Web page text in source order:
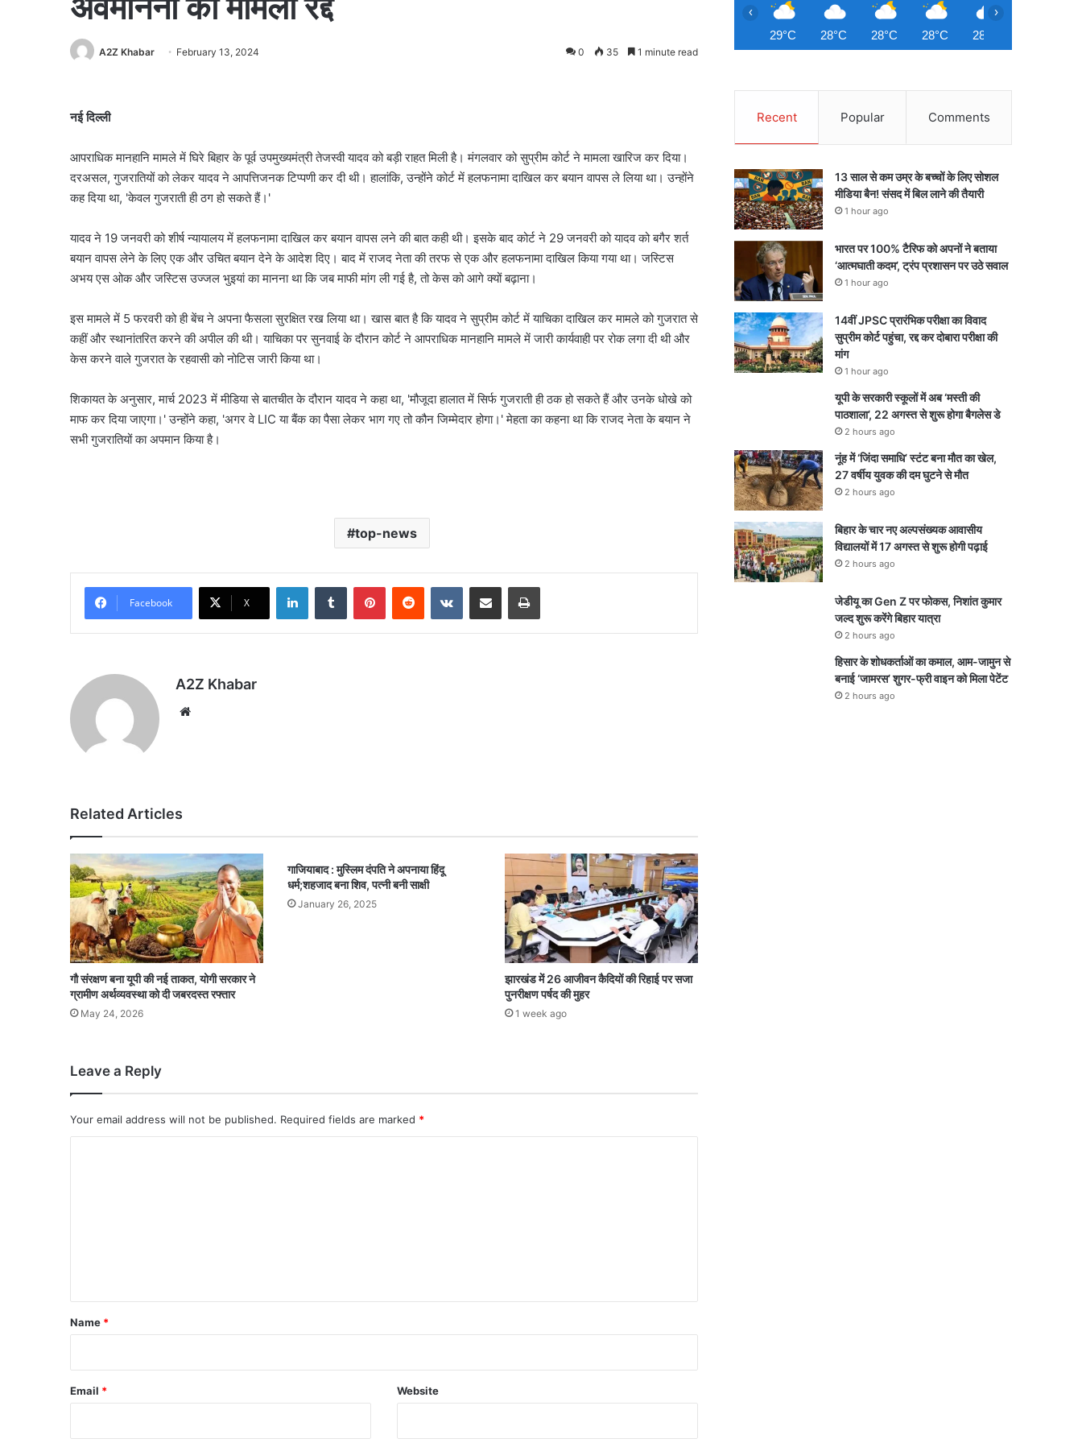
A2Z Khabar February 13, 2024 0 35 1 minute read
नई दिल्ली
आपराधिक मानहानि मामले में घिरे बिहार के पूर्व उपमुख्यमंत्री तेजस्वी यादव को बड़ी राहत मिली है। मंगलवार को सुप्रीम कोर्ट ने मामला खारिज कर दिया।
दरअसल, गुजरातियों को लेकर यादव ने आपत्तिजनक टिप्पणी कर दी थी। हालांकि, उन्होंने कोर्ट में हलफनामा दाखिल कर बयान वापस ले लिया था। उन्होंने
कह दिया था, 'केवल गुजराती ही ठग हो सकते हैं।'
यादव ने 19 जनवरी को शीर्ष न्यायालय में हलफनामा दाखिल कर बयान वापस लने की बात कही थी। इसके बाद कोर्ट ने 29 जनवरी को यादव को बगैर शर्त
बयान वापस लेने के लिए एक और उचित बयान देने के आदेश दिए। बाद में राजद नेता की तरफ से एक और हलफनामा दाखिल किया गया था। जस्टिस
अभय एस ओक और जस्टिस उज्जल भुइयां का मानना था कि जब माफी मांग ली गई है, तो केस को आगे क्यों बढ़ाना।
इस मामले में 5 फरवरी को ही बेंच ने अपना फैसला सुरक्षित रख लिया था। खास बात है कि यादव ने सुप्रीम कोर्ट में याचिका दाखिल कर मामले को गुजरात से
कहीं और स्थानांतरित करने की अपील की थी। याचिका पर सुनवाई के दौरान कोर्ट ने आपराधिक मानहानि मामले में जारी कार्यवाही पर रोक लगा दी थी और
केस करने वाले गुजरात के रहवासी को नोटिस जारी किया था।
शिकायत के अनुसार, मार्च 2023 में मीडिया से बातचीत के दौरान यादव ने कहा था, 'मौजूदा हालात में सिर्फ गुजराती ही ठक हो सकते हैं और उनके धोखे को
माफ कर दिया जाएगा।' उन्होंने कहा, 'अगर वे LIC या बैंक का पैसा लेकर भाग गए तो कौन जिम्मेदार होगा।' मेहता का कहना था कि राजद नेता के बयान ने
सभी गुजरातियों का अपमान किया है।
top-news
Facebook X
LinkedInTumblr PinterestReddit VKontakteShare via Email Print
A2Z Khabar
Related Articles
गौ संरक्षण बना यूपी की नई ताकत, योगी सरकार ने
ग्रामीण अर्थव्यवस्था को दी जबरदस्त रफ्तार
May 24, 2026
गाजियाबाद : मुस्लिम दंपति ने अपनाया हिंदू
धर्म;शहजाद बना शिव, पत्नी बनी साक्षी
January 26, 2025
झारखंड में 26 आजीवन कैदियों की रिहाई पर सजा
पुनरीक्षण पर्षद की मुहर
1 week ago
Leave a Reply
Your email address will not be published. Required fields are marked *
*
Name *
Email * Website
29°C 28°C 28°C 28°C 28°C
‹ ›
Recent Popular Comments
13 साल से कम उम्र के बच्चों के लिए सोशल
मीडिया बैन! संसद में बिल लाने की तैयारी
1 hour ago
भारत पर 100% टैरिफ को अपनों ने बताया
‘आत्मघाती कदम’, ट्रंप प्रशासन पर उठे सवाल
1 hour ago
14वीं JPSC प्रारंभिक परीक्षा का विवाद
सुप्रीम कोर्ट पहुंचा, रद्द कर दोबारा परीक्षा की
मांग
1 hour ago
यूपी के सरकारी स्कूलों में अब ‘मस्ती की
पाठशाला’, 22 अगस्त से शुरू होगा बैगलेस डे
2 hours ago
नूंह में ‘जिंदा समाधि’ स्टंट बना मौत का खेल,
27 वर्षीय युवक की दम घुटने से मौत
2 hours ago
बिहार के चार नए अल्पसंख्यक आवासीय
विद्यालयों में 17 अगस्त से शुरू होगी पढ़ाई
2 hours ago
जेडीयू का Gen Z पर फोकस, निशांत कुमार
जल्द शुरू करेंगे बिहार यात्रा
2 hours ago
हिसार के शोधकर्ताओं का कमाल, आम-जामुन से
बनाई ‘जामरस’ शुगर-फ्री वाइन को मिला पेटेंट
2 hours ago